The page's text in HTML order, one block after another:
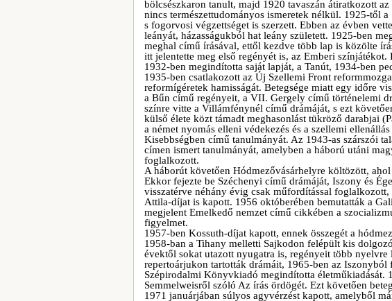
bölcsészkaron tanult, majd 1920 tavaszán átiratkozott
nincs természettudományos ismeretek nélkül. 1925-től
s fogorvosi végzettséget is szerzett. Ebben az évben
leányát, házasságukból hat leány született. 1925-ben
meghal című írásával, ettől kezdve több lap is közölte
itt jelentette meg első regényét is, az Emberi
1932-ben megindította saját lapját, a Tanút, 1934-ben
1935-ben csatlakozott az Új Szellemi Front
reformígéretek hamisságát. Betegsége miatt egy időre
a Bűn című regényeit, a VII. Gergely című történelemi
színre vitte a Villámfénynél című drámáját, s ezt
külső élete közt támadt meghasonlást tükröző darabjai
a német nyomás elleni védekezés és a szellemi
Kisebbségben című tanulmányát. Az 1943-as szárszói
címen ismert tanulmányát, amelyben a háború utáni
foglalkozott.
A háborút követően Hódmezővásárhelyre költözött,
Ekkor fejezte be Széchenyi című drámáját, Iszony és
visszatérve néhány évig csak műfordítással
Attila-díjat is kapott. 1956 októberében bemutatták a
megjelent Emelkedő nemzet című cikkében a
figyelmet.
1957-ben Kossuth-díjat kapott, ennek összegét a
1958-ban a Tihany melletti Sajkodon felépült kis
évektől sokat utazott nyugatra is, regényeit több
repertoárjukon tartották drámáit, 1965-ben az
Szépirodalmi Könyvkiadó megindította életműkiadását.
Semmelweisről szóló Az írás ördögét. Ezt követően
1971 januárjában súlyos agyvérzést kapott, amelyből